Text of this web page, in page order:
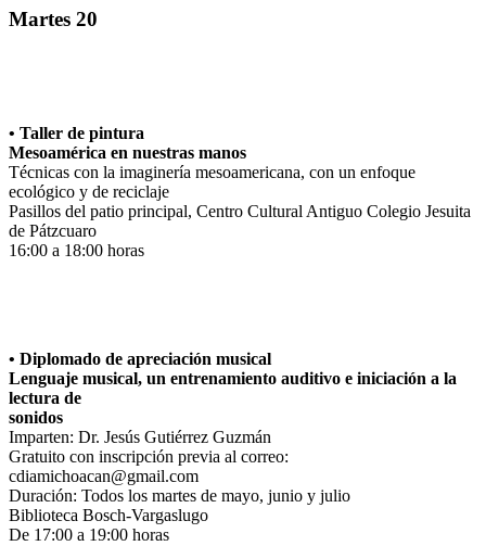
Martes 20
• Taller de pintura
Mesoamérica en nuestras manos
Técnicas con la imaginería mesoamericana, con un enfoque
ecológico y de reciclaje
Pasillos del patio principal, Centro Cultural Antiguo Colegio Jesuita
de Pátzcuaro
16:00 a 18:00 horas
• Diplomado de apreciación musical
Lenguaje musical, un entrenamiento auditivo e iniciación a la
lectura de
sonidos
Imparten: Dr. Jesús Gutiérrez Guzmán
Gratuito con inscripción previa al correo:
cdiamichoacan@gmail.com
Duración: Todos los martes de mayo, junio y julio
Biblioteca Bosch-Vargaslugo
De 17:00 a 19:00 horas